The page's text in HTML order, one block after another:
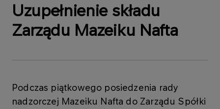
Uzupełnienie składu
Zarządu Mazeiku Nafta
Podczas piątkowego posiedzenia rady
nadzorczej Mazeiku Nafta do Zarządu Spółki